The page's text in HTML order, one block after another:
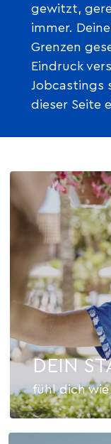
gewitzt,
immer.
Grenzen
Eindruck
Jobcastings
dieser Seite
DEIN
fühl dich wie